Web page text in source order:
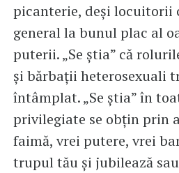
picanterie, deşi locuitorii
general la bunul plac al
puterii. „Se ştia” că
şi bărbaţii heterosexuali
întâmplat. „Se ştia” în
privilegiate se obţin prin
faimă, vrei putere, vrei
trupul tău şi jubilează sau